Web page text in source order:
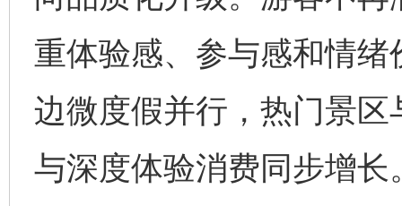
重体验感、参与感和情
边微度假并行，热门景
与深度体验消费同步增